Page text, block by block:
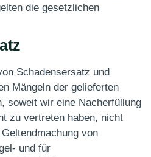
die gesetzlichen
Schadensersatz und
Mängeln der gelieferten
soweit wir eine Nacherfüllung
zu vertreten haben, nicht
von
und für